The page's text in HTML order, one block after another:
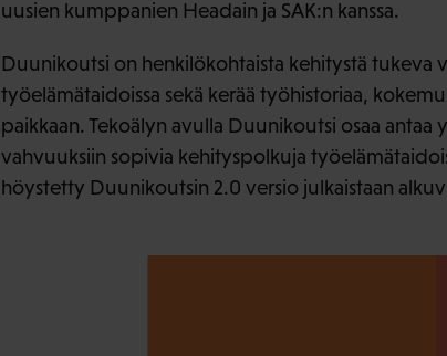
uusien kumppanien Headain ja SAK:n kanssa.
Duunikoutsi on henkilökohtaista kehitystä tukeva
työelämätaidoissa sekä kerää työhistoriaa,
paikkaan. Tekoälyn avulla Duunikoutsi osaa
vahvuuksiin sopivia kehityspolkuja
höystetty Duunikoutsin 2.0 versio julkaistaan